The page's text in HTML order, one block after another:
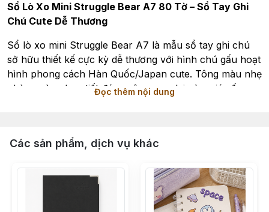
Sổ Lò Xo Mini Struggle Bear A7 80 Tờ – Sổ Tay Ghi
Chú Cute Dễ Thương
Sổ lò xo mini Struggle Bear A7 là mẫu sổ tay ghi chú
sở hữu thiết kế cực kỳ dễ thương với hình chú gấu hoạt
hình phong cách Hàn Quốc/Japan cute. Tông màu nhẹ
nhàng cùng họa tiết đáng yêu mang lại cảm giác ấm
Sản phẩm có kích thước nhỏ gọn tiện lợi, dễ dàng
gáy lò xo kim loại chắc chắn giúp lật mở linh hoạt, ghi
chép tiện tay hơn so với sổ gáy dán thông thường.
Bìa sổ được làm từ chất liệu cứng cáp, in hình sắc nét,
Đọc thêm nội dung
Các sản phẩm, dịch vụ khác